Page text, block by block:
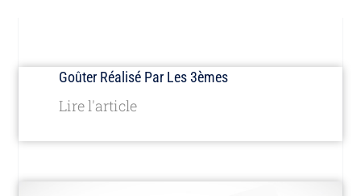
Goûter Réalisé Par Les 3èmes
Lire l'article